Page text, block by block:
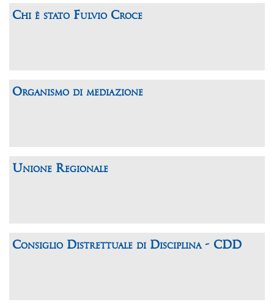
Chi è stato Fulvio Croce
Organismo di mediazione
Unione Regionale
Consiglio Distrettuale di Disciplina - CDD